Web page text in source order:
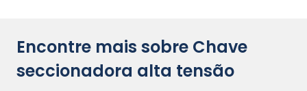
Encontre mais sobre Chave
seccionadora alta tensão